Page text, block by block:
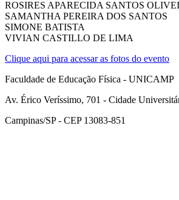
ROSIRES APARECIDA SANTOS
SAMANTHA PEREIRA DOS SANTOS
SIMONE BATISTA
VIVIAN CASTILLO DE LIMA
Clique aqui para acessar as fotos do evento
Faculdade de Educação Física - UNICAMP
Av. Érico Veríssimo, 701 - Cidade
Campinas/SP - CEP 13083-851